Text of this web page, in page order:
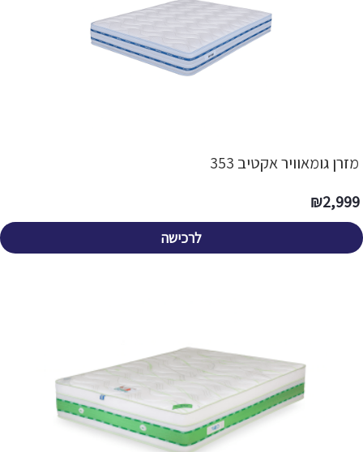
מזרן גומאוויר אקטיב 353
2,999
₪
לרכישה